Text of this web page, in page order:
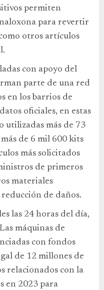
permiten
para revertir
otros artículos
con apoyo del
parte de una red
en los barrios de
oficiales, en estas
utilizadas más de 73
de 6 mil 600 kits
más solicitados
de primeros
materiales
de daños.
las 24 horas del día,
máquinas de
con fondos
de 12 millones de
relacionados con la
en 2023 para